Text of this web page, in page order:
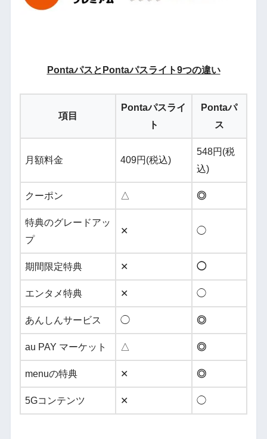
PontaパスとPontaパスライト9つの違い
項目
Pontaパスライ
ト
Pontaパ
ス
月額料金 409円(税込)
548円(税
込)
クーポン △ ◎
特典のグレードアッ
プ
✕ ◯
期間限定特典 ✕ ◯
エンタメ特典 ✕ ◯
あんしんサービス ◯ ◎
au PAY マーケット △ ◎
menuの特典 ✕ ◎
5Gコンテンツ ✕ ◯